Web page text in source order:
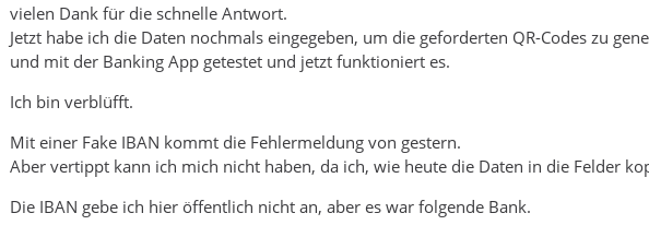
vielen Dank für die schnelle Antwort.
Jetzt habe ich die Daten nochmals eingegeben, um die geforderten QR-Codes zu
und mit der Banking App getestet und jetzt funktioniert es.
Ich bin verblüfft.
Mit einer Fake IBAN kommt die Fehlermeldung von gestern.
Aber vertippt kann ich mich nicht haben, da ich, wie heute die Daten in die Felder
Die IBAN gebe ich hier öffentlich nicht an, aber es war folgende Bank.